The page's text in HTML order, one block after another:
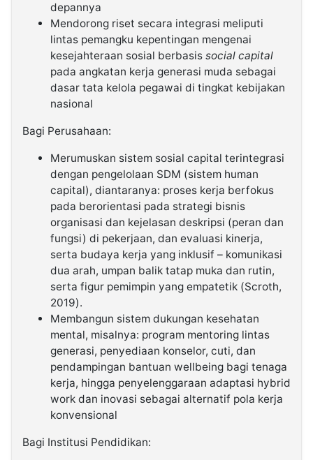
depannya
Mendorong riset secara integrasi meliputi
lintas pemangku kepentingan mengenai
kesejahteraan sosial berbasis social capital
pada angkatan kerja generasi muda sebagai
dasar tata kelola pegawai di tingkat kebijakan
nasional
Bagi Perusahaan:
Merumuskan sistem sosial capital terintegrasi
dengan pengelolaan SDM (sistem human
capital), diantaranya: proses kerja berfokus
pada berorientasi pada strategi bisnis
organisasi dan kejelasan deskripsi (peran dan
fungsi) di pekerjaan, dan evaluasi kinerja,
serta budaya kerja yang inklusif – komunikasi
dua arah, umpan balik tatap muka dan rutin,
serta figur pemimpin yang empatetik (Scroth,
2019).
Membangun sistem dukungan kesehatan
mental, misalnya: program mentoring lintas
generasi, penyediaan konselor, cuti, dan
pendampingan bantuan wellbeing bagi tenaga
kerja, hingga penyelenggaraan adaptasi hybrid
work dan inovasi sebagai alternatif pola kerja
konvensional
Bagi Institusi Pendidikan: